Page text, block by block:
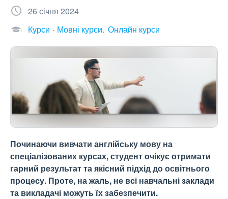
26 січня 2024
Курси
Мовні курси Онлайн курси
Починаючи вивчати англійську мову на
спеціалізованих курсах, студент очікує отримати
гарний результат та якісний підхід до освітнього
процесу. Проте, на жаль, не всі навчальні заклади
та викладачі можуть їх забезпечити.